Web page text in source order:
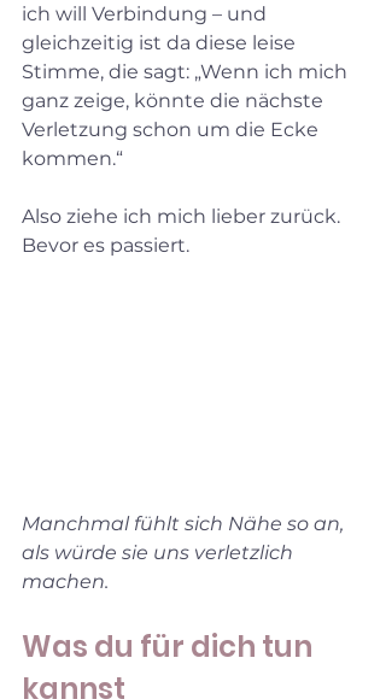
ich will Verbindung – und
gleichzeitig ist da diese leise
Stimme, die sagt: „Wenn ich mich
ganz zeige, könnte die nächste
Verletzung schon um die Ecke
kommen.“
Also ziehe ich mich lieber zurück.
Bevor es passiert.
Manchmal fühlt sich Nähe so an,
als würde sie uns verletzlich
machen.
Was du für dich tun
kannst